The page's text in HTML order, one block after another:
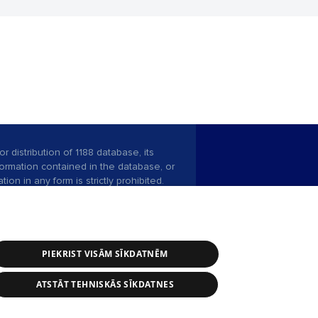
distribution of 1188 database, its
contained in the database, or
in any form is strictly prohibited.
service: e-mail -info@1188.lv
PIEKRIST VISĀM SĪKDATNĒM
ATSTĀT TEHNISKĀS SĪKDATNES